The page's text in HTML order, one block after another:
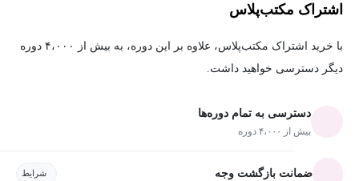
اشتراک مکتب‌پلاس
با خرید اشتراک مکتب‌پلاس، علاوه بر این دوره، به بیش از ۴،۰۰۰ دوره
دیگر دسترسی خواهید داشت.
دسترسی به تمام دوره‌ها
بیش از ۴،۰۰۰ دوره
ضمانت بازگشت وجه شرایط